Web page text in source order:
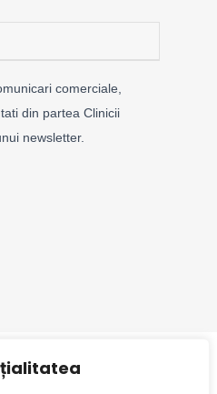
comerciale,
din partea Clinicii
newsletter.